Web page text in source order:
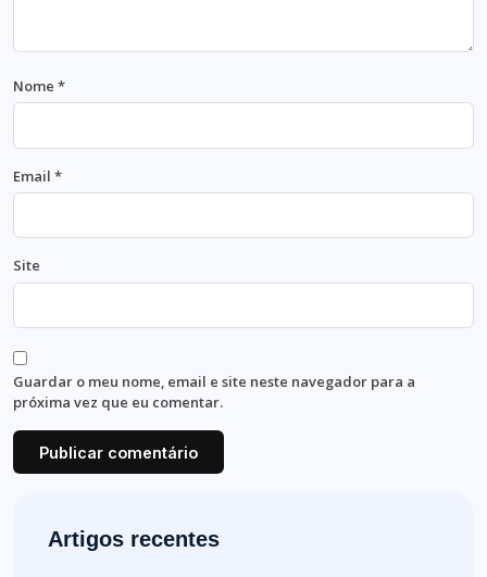
Nome *
Email *
Site
Guardar o meu nome, email e site neste navegador para a
próxima vez que eu comentar.
Artigos recentes